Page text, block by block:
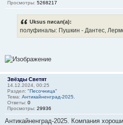
Просмотры: 5268217
Uksus писал(а):
полуфиналы: Пушкин - Дантес,
Звёзды Светят
14.12.2024, 00:25
Раздел: "Песочница"
Тема: Антикайненград-2025.
Ответы: 0
Просмотры: 29936
Антикайненград-2025. Компания